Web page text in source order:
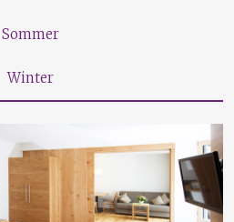
Sommer
Winter